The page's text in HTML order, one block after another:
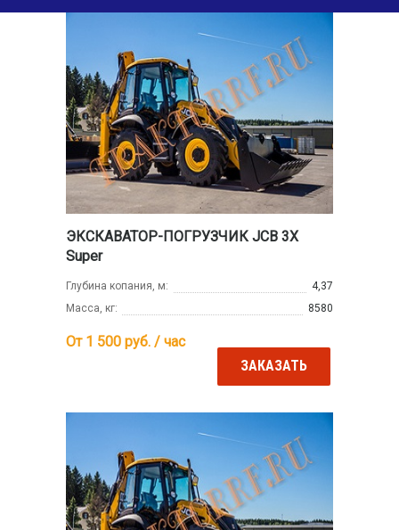
ЭКСКАВАТОР-ПОГРУЗЧИК JCB 3X
Super
Глубина копания, м:
4,37
Масса, кг:
8580
От 1 500 руб. / час
ЗАКАЗАТЬ